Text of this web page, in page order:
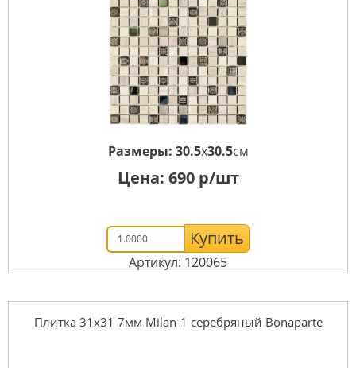
Размеры: 30.5x30.5см
Цена: 690р/шт
Купить
Артикул: 120065
Плитка 31x31 7мм Milan-1 серебряный Bonaparte